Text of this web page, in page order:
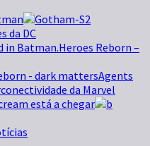
da DC
Heroes Reborn –
Agents
da Marvel
está a chegar